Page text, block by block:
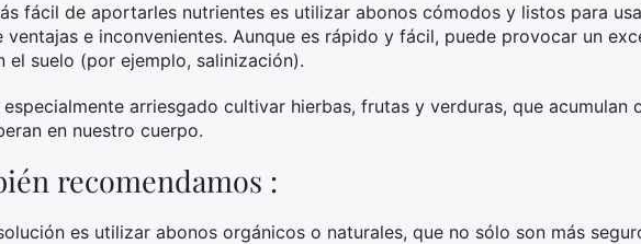
fácil de aportarles nutrientes es utilizar abonos cómodos y listos para
ventajas e inconvenientes. Aunque es rápido y fácil, puede provocar un
el suelo (por ejemplo, salinización).
especialmente arriesgado cultivar hierbas, frutas y verduras, que acumulan
en nuestro cuerpo.
recomendamos :
es utilizar abonos orgánicos o naturales, que no sólo son más